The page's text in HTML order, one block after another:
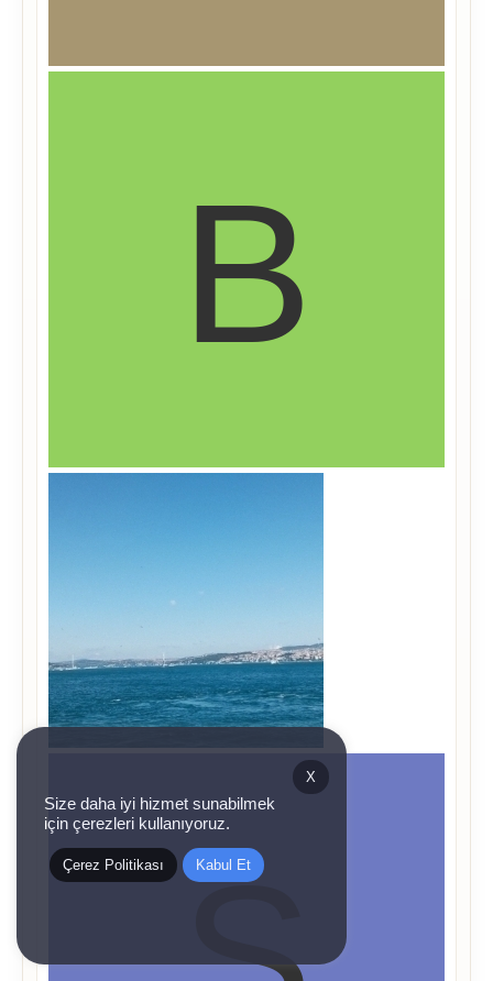
X
Size daha iyi hizmet sunabilmek
için çerezleri kullanıyoruz.
Çerez Politikası Kabul Et